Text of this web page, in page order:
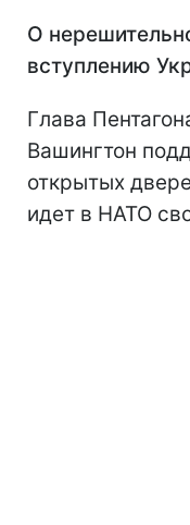
О
вступлению
Глава
Вашингтон
открытых
идет в НАТО